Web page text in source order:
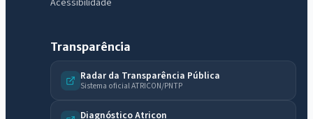
Acessibilidade
Transparência
Radar da Transparência Pública
Sistema oficial ATRICON/PNTP
Diagnóstico Atricon
Assistente do Portal
Olá. Pergunte sobre serviços, notícias, legislação, Diário Oficial,
licitações, estrutura ou transparência do município.